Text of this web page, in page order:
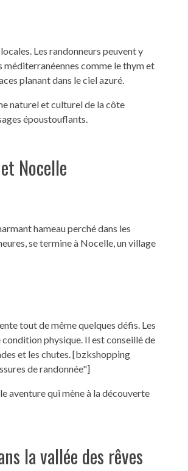
Les randonneurs peuvent y
comme le thym et
planant dans le ciel azuré.
naturel et culturel de la côte
époustouflants.
Nocelle
hameau perché dans les
se termine à Nocelle, un village
tout de même quelques défis. Les
physique. Il est conseillé de
et les chutes. [bzkshopping
de randonnée"]
aventure qui mène à la découverte
la vallée des rêves